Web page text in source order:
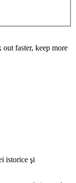
out faster, keep more
istorice şi